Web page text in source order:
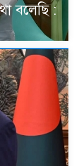
বলেছি :